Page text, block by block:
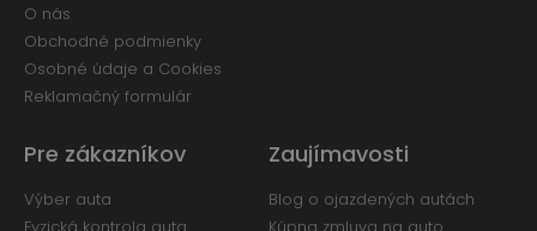
Pre zákazníkov
Výber auta
Zaujímavosti
Blog o ojazdených autách
O nás
Obchodné podmienky
Osobné údaje a Cookies
Reklamačný formulár